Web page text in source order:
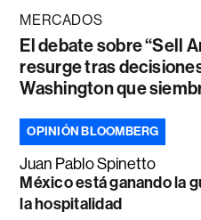
MERCADOS
El debate sobre “Sell
resurge tras
Washington que
OPINIÓN BLOOMBERG
Juan Pablo Spinetto
México está ganando la
la hospitalidad